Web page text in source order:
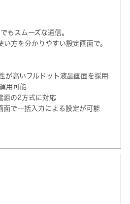
もスムーズな通信。
方を分かりやすい設定画面で。
が高いフルドット液晶画面を採用
用可能
源の2方式に対応
で一括入力による設定が可能